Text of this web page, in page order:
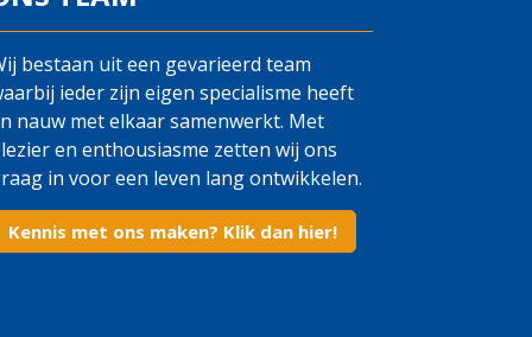
bestaan uit een gevarieerd team
ieder zijn eigen specialisme heeft
nauw met elkaar samenwerkt. Met
en enthousiasme zetten wij ons
in voor een leven lang ontwikkelen.
Kennis met ons maken? Klik dan hier!